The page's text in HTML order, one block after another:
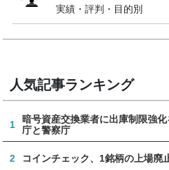
実績・評判・目的別
人気記事ランキング
1
暗号資産交換業者に出庫制限強
庁と警察庁
2 コインチェック、1銘柄の上場廃